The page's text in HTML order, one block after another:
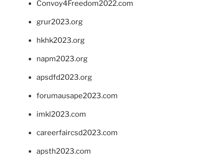
Convoy4Freedom2022.com
grur2023.org
hkhk2023.org
napm2023.org
apsdfd2023.org
forumausape2023.com
imkl2023.com
careerfaircsd2023.com
apsth2023.com